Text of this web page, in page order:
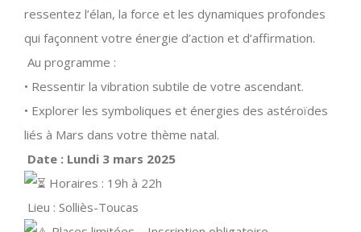
ressentez l’élan, la force et les dynamiques profondes
qui façonnent votre énergie d’action et d’affirmation.
Au programme :
• Ressentir la vibration subtile de votre ascendant.
• Explorer les symboliques et énergies des astéroïdes
liés à Mars dans votre thème natal.
Date : Lundi 3 mars 2025
Horaires : 19h à 22h
Lieu : Solliès-Toucas